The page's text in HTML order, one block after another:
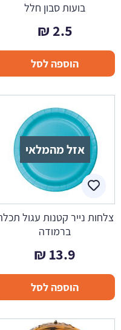
בועות סבון חלל
2.5
₪
הוספה לסל
אזל מהמלאי
צלחות נייר קטנות עגול
ברמודה
13.9
₪
הוספה לסל